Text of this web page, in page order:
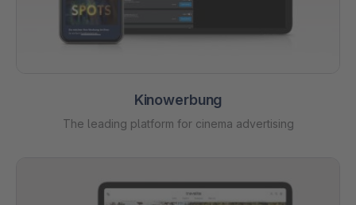
Kinowerbung
The leading platform for cinema advertising